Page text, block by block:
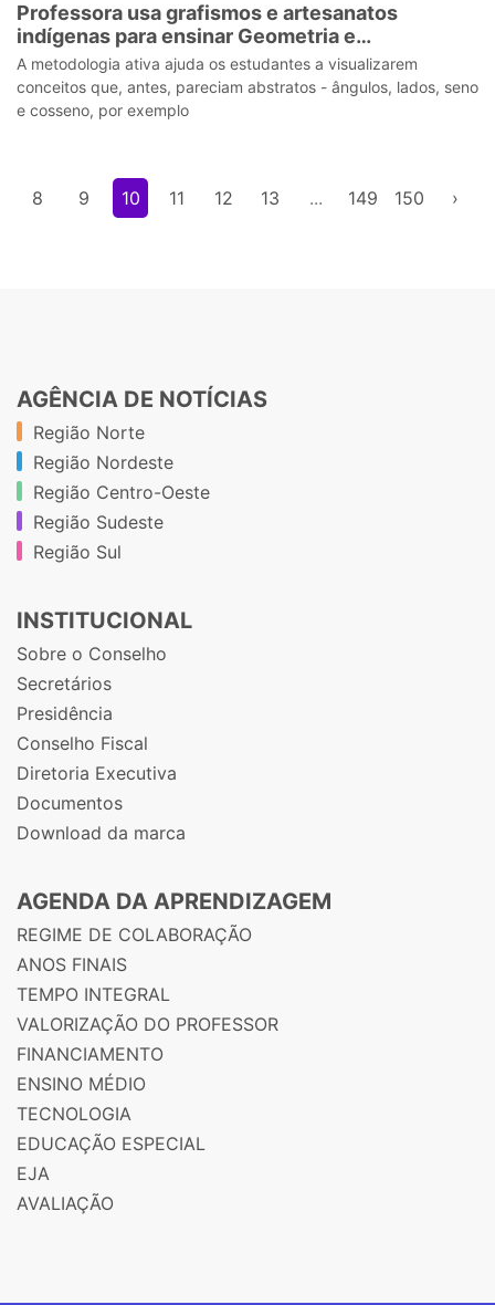
Professora usa grafismos e artesanatos
indígenas para ensinar Geometria e
Trigonometria
A metodologia ativa ajuda os estudantes a visualizarem
conceitos que, antes, pareciam abstratos - ângulos, lados, seno
e cosseno, por exemplo
8 9 10 11 12 13 ... 149 150 ›
AGÊNCIA DE NOTÍCIAS
Região Norte
Região Nordeste
Região Centro-Oeste
Região Sudeste
Região Sul
INSTITUCIONAL
Sobre o Conselho
Secretários
Presidência
Conselho Fiscal
Diretoria Executiva
Documentos
Download da marca
AGENDA DA APRENDIZAGEM
REGIME DE COLABORAÇÃO
ANOS FINAIS
TEMPO INTEGRAL
VALORIZAÇÃO DO PROFESSOR
FINANCIAMENTO
ENSINO MÉDIO
TECNOLOGIA
EDUCAÇÃO ESPECIAL
EJA
AVALIAÇÃO